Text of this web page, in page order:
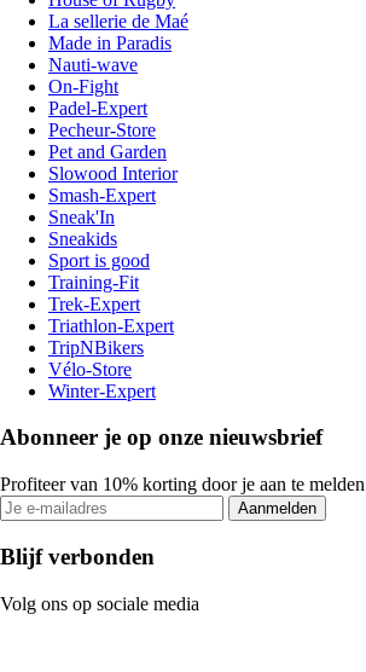
La sellerie de Maé
Made in Paradis
Nauti-wave
On-Fight
Padel-Expert
Pecheur-Store
Pet and Garden
Slowood Interior
Smash-Expert
Sneak'In
Sneakids
Sport is good
Training-Fit
Trek-Expert
Triathlon-Expert
TripNBikers
Vélo-Store
Winter-Expert
Abonneer je op onze nieuwsbrief
Profiteer van 10% korting door je aan te
Aanmelden
Blijf verbonden
Volg ons op sociale media